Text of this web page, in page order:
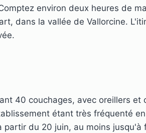
environ deux heures de
dans la vallée de Vallorcine.
40 couchages, avec oreillers et
étant très fréquenté
du 20 juin, au moins jusqu'à